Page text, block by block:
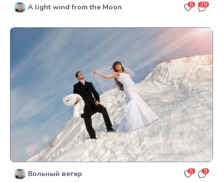
A light wind from the Moon 6 29
Вольный ветер 5 9